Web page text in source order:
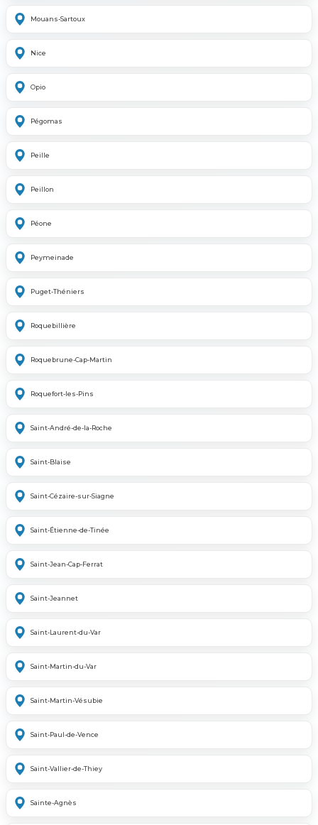
Mouans-Sartoux
Nice
Opio
Pégomas
Peille
Peillon
Péone
Peymeinade
Puget-Théniers
Roquebillière
Roquebrune-Cap-Martin
Roquefort-les-Pins
Saint-André-de-la-Roche
Saint-Blaise
Saint-Cézaire-sur-Siagne
Saint-Étienne-de-Tinée
Saint-Jean-Cap-Ferrat
Saint-Jeannet
Saint-Laurent-du-Var
Saint-Martin-du-Var
Saint-Martin-Vésubie
Saint-Paul-de-Vence
Saint-Vallier-de-Thiey
Sainte-Agnès